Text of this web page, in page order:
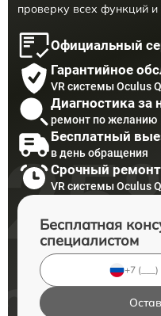
проверку всех функций
Официальный
Гарантийное
VR системы Oculus
Диагностика за
ремонт по желанию
Бесплатный
в день обращения
Срочный ремонт
VR системы Oculus
Бесплатная
специалистом